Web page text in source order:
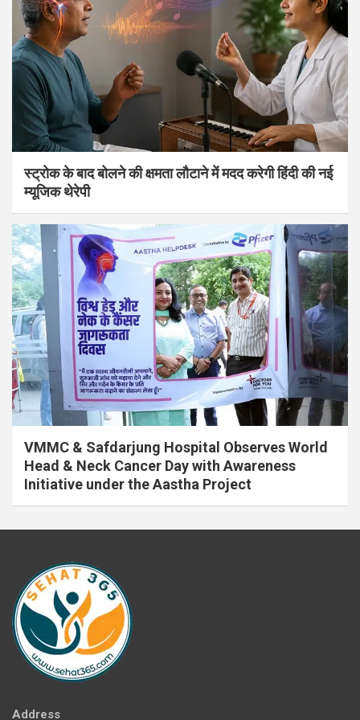
स्ट्रोक के बाद बोलने की क्षमता लौटाने में मदद करेगी हिंदी की नई
म्यूजिक थेरेपी
VMMC & Safdarjung Hospital Observes World
Head & Neck Cancer Day with Awareness
Initiative under the Aastha Project
Address